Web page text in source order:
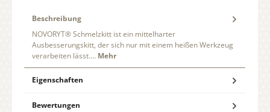
Beschreibung
NOVORYT® Schmelzkitt ist ein mittelharter
Ausbesserungskitt, der sich nur mit einem heißen Werkzeug
verarbeiten lässt.… Mehr
Eigenschaften
Bewertungen